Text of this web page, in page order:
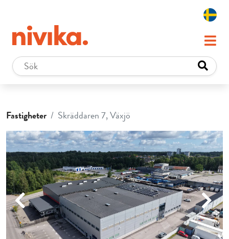
Fastigheter Skräddaren 7, Växjö
Previous Next